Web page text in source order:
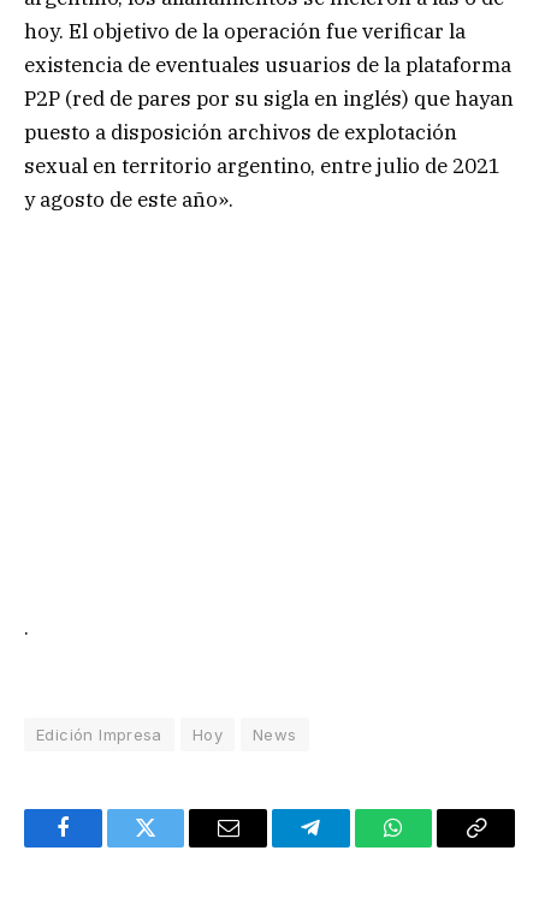
hoy. El objetivo de la operación fue verificar la
existencia de eventuales usuarios de la plataforma
P2P (red de pares por su sigla en inglés) que hayan
puesto a disposición archivos de explotación
sexual en territorio argentino, entre julio de 2021
y agosto de este año».
.
Edición Impresa Hoy News
FacebookTwitter Email TelegramWhatsAppCopy